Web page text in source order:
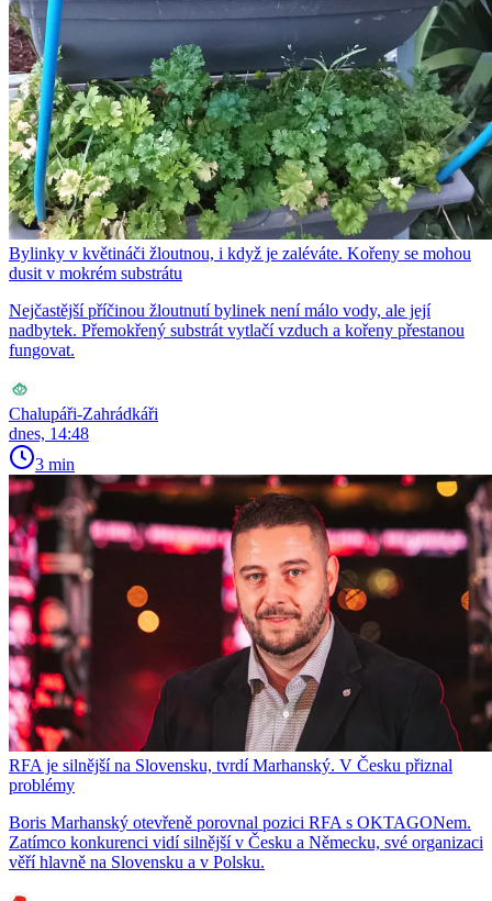
Bylinky v květináči žloutnou, i když je zaléváte. Kořeny se mohou
dusit v mokrém substrátu
Nejčastější příčinou žloutnutí bylinek není málo vody, ale její
nadbytek. Přemokřený substrát vytlačí vzduch a kořeny přestanou
fungovat.
Chalupáři-Zahrádkáři
dnes, 14:48
3 min
RFA je silnější na Slovensku, tvrdí Marhanský. V Česku přiznal
problémy
Boris Marhanský otevřeně porovnal pozici RFA s OKTAGONem.
Zatímco konkurenci vidí silnější v Česku a Německu, své organizaci
věří hlavně na Slovensku a v Polsku.